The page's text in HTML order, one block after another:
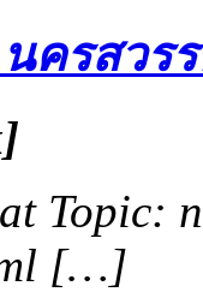
ครสวร
Topic:
[…]